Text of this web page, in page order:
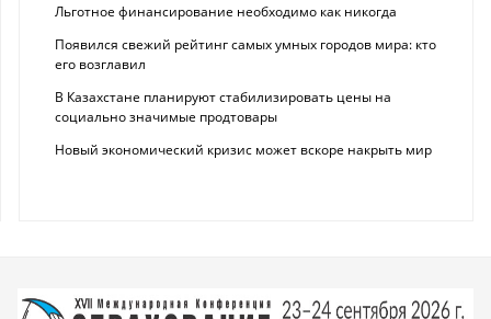
Льготное финансирование необходимо как никогда
Появился свежий рейтинг самых умных городов мира: кто
его возглавил
В Казахстане планируют стабилизировать цены на
социально значимые продтовары
Новый экономический кризис может вскоре накрыть мир